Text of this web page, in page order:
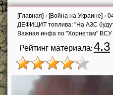
[Главная] › [Война на Украине] ›
ДЕФИЦИТ топлива: "На АЗС
Важная инфа по "Хорнетам" ВСУ
Рейтинг материала: 4.3